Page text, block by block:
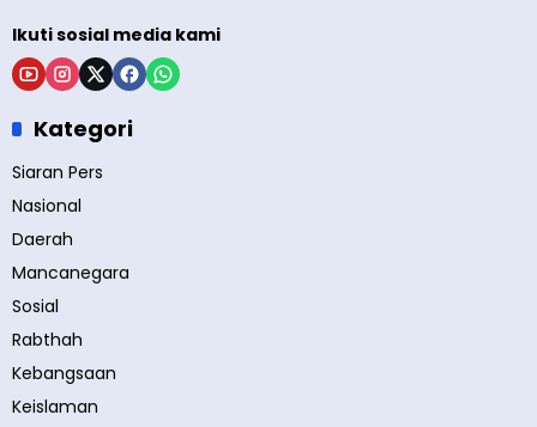
Ikuti sosial media kami
Kategori
Siaran Pers
Nasional
Daerah
Mancanegara
Sosial
Rabthah
Kebangsaan
Keislaman